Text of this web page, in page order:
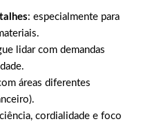
: especialmente para
lidar com demandas
áreas diferentes
cordialidade e foco